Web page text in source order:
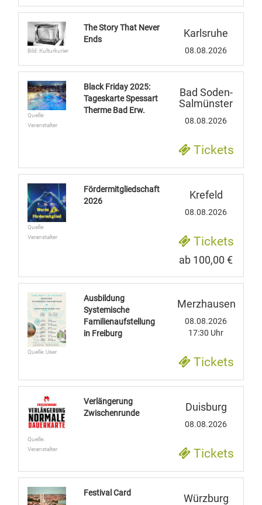
Bild: Kulturkurier
The Story That Never
Ends
Karlsruhe
08.08.2026
Quelle:
Veranstalter
Black Friday 2025:
Tageskarte Spessart
Therme Bad Erw.
Bad Soden-
Salmünster
08.08.2026
Tickets
Quelle:
Veranstalter
Fördermitgliedschaft
2026
Krefeld
08.08.2026
Tickets
ab 100,00 €
Quelle: User
Ausbildung
Systemische
Familienaufstellung
in Freiburg
Merzhausen
08.08.2026
17:30 Uhr
Tickets
Quelle:
Veranstalter
Verlängerung
Zwischenrunde
Duisburg
08.08.2026
Tickets
Festival Card Würzburg